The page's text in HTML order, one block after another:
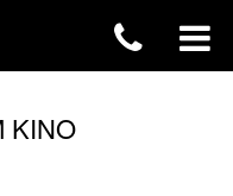
KINO